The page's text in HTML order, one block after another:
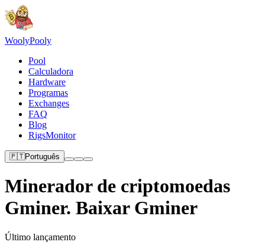
WoolyPooly
Pool
Calculadora
Hardware
Programas
Exchanges
FAQ
Blog
RigsMonitor
🇵🇹Português
Minerador de criptomoedas
Gminer. Baixar Gminer
Último lançamento